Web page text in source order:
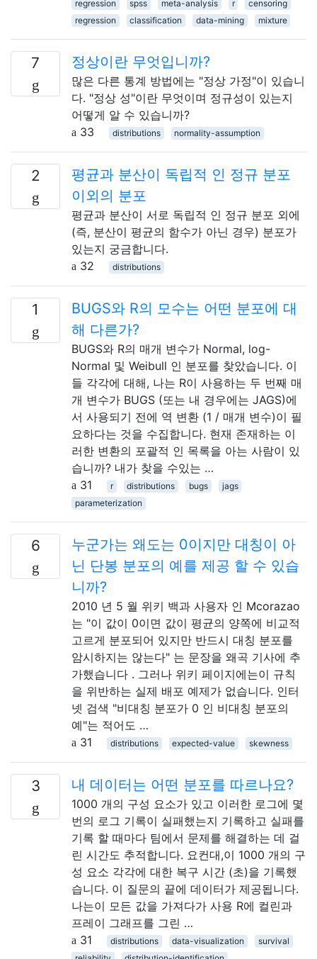
regression
spss meta-analysis r
censoring
regression
classification data-mining mixture
7 정상이란 무엇입니까?
많은 다른 통계 방법에는 "정상 가정"이 있습니
다. "정상 성"이란 무엇이며 정규성이 있는지
어떻게 알 수 있습니까?
33
distributions normality-assumption
2
평균과 분산이 독립적 인 정규 분포
이외의 분포
평균과 분산이 서로 독립적 인 정규 분포 외에
(즉, 분산이 평균의 함수가 아닌 경우) 분포가
있는지 궁금합니다.
32
distributions
1
BUGS와 R의 모수는 어떤 분포에 대
해 다른가?
BUGS와 R의 매개 변수가 Normal, log-
Normal 및 Weibull 인 분포를 찾았습니다. 이
들 각각에 대해, 나는 R이 사용하는 두 번째 매
개 변수가 BUGS (또는 내 경우에는 JAGS)에
서 사용되기 전에 역 변환 (1 / 매개 변수)이 필
요하다는 것을 수집합니다. 현재 존재하는 이
러한 변환의 포괄적 인 목록을 아는 사람이 있
습니까? 내가 찾을 수있는 …
31
r distributions bugs
jags
parameterization
6
누군가는 왜도는 0이지만 대칭이 아
닌 단봉 분포의 예를 제공 할 수 있습
니까?
2010 년 5 월 위키 백과 사용자 인 Mcorazao
는 "이 값이 0이면 값이 평균의 양쪽에 비교적
고르게 분포되어 있지만 반드시 대칭 분포를
암시하지는 않는다" 는 문장을 왜곡 기사에 추
가했습니다 . 그러나 위키 페이지에는이 규칙
을 위반하는 실제 배포 예제가 없습니다. 인터
넷 검색 "비대칭 분포가 0 인 비대칭 분포의
예"는 적어도 …
31
distributions expected-value skewness
3 내 데이터는 어떤 분포를 따르나요?
1000 개의 구성 요소가 있고 이러한 로그에 몇
번의 로그 기록이 실패했는지 기록하고 실패를
기록 할 때마다 팀에서 문제를 해결하는 데 걸
린 시간도 추적합니다. 요컨대,이 1000 개의 구
성 요소 각각에 대한 복구 시간 (초)을 기록했
습니다. 이 질문의 끝에 데이터가 제공됩니다.
나는이 모든 값을 가져다가 사용 R에 컬린과
프레이 그래프를 그린 …
31
distributions data-visualization
survival